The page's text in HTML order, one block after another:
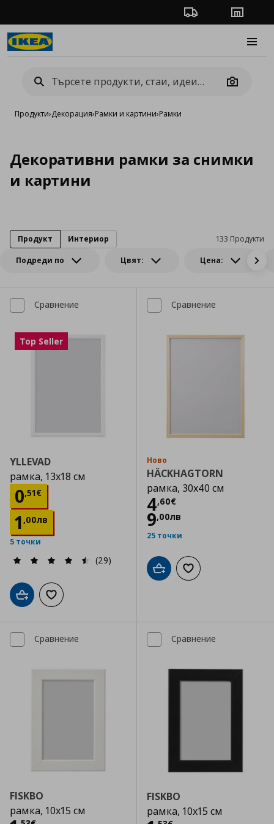
Проследяване на
Camera
Продукти›Декорация›Рамки и картини›Рамки
Декоративни рамки за снимки
и картини
Подреди по Цвят: Цена:
133 Продукти
Продукт Интериор
Сравнение
Top Seller
YLLEVAD
рамка, 13x18 см
0,51€
Цена
1,00лв
5 точки
(29)
Добави в кошницата
Добави към списъка с любими
Сравнение
Ново
HÄCKHAGTORN
рамка, 30x40 см
4,60€
Цена
9,00лв
25 точки
Добави в кошницата
Добави към
Сравнение
FISKBO
рамка, 10x15 см
Сравнение
FISKBO
рамка, 10x15 см